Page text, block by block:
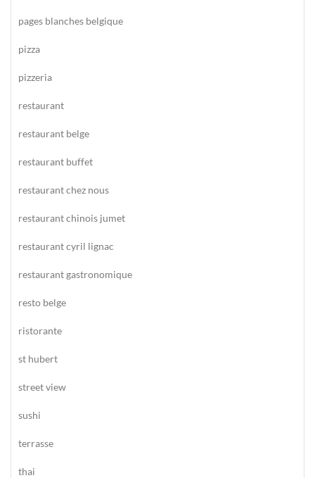
pages blanches belgique
pizza
pizzeria
restaurant
restaurant belge
restaurant buffet
restaurant chez nous
restaurant chinois jumet
restaurant cyril lignac
restaurant gastronomique
resto belge
ristorante
st hubert
street view
sushi
terrasse
thai